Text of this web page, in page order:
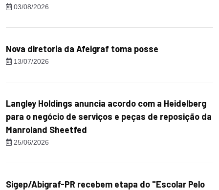
03/08/2026
Nova diretoria da Afeigraf toma posse
13/07/2026
Langley Holdings anuncia acordo com a Heidelberg
para o negócio de serviços e peças de reposição da
Manroland Sheetfed
25/06/2026
Sigep/Abigraf-PR recebem etapa do "Escolar Pelo